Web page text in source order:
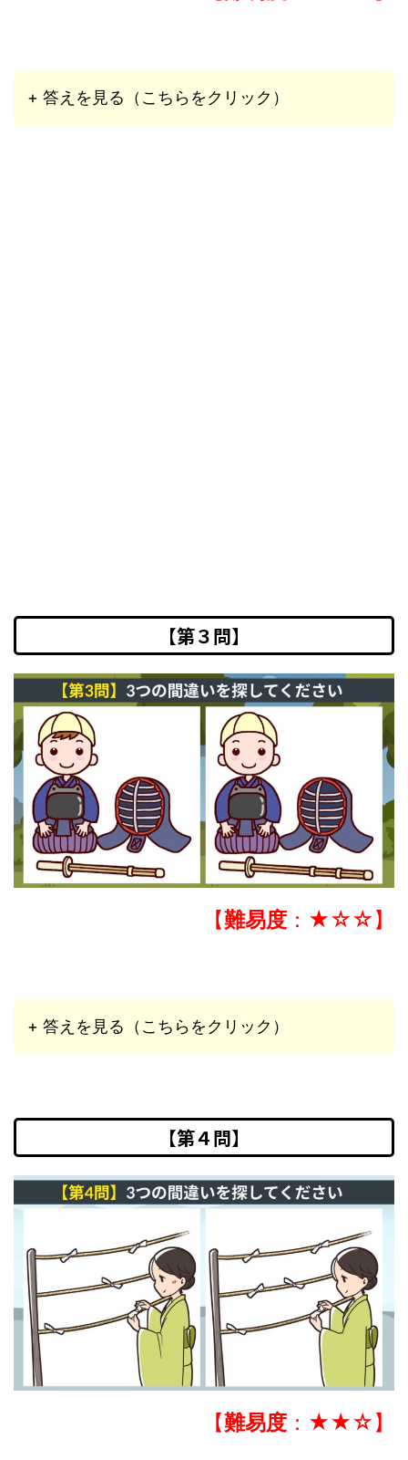
+ 答えを見る（こちらをクリック）
【第３問】
【難易度 ：★☆☆】
+ 答えを見る（こちらをクリック）
【第４問】
【難易度 ：★★☆】